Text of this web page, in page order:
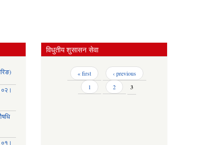
विधुतीय शुसासन सेवा
Pages « first
‹ previous
1
2 3